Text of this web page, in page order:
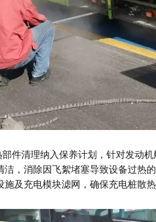
件清理纳入保养计划，针对发动
洁，消除因飞絮堵塞导致设备过热
施及充电模块滤网，确保充电桩散